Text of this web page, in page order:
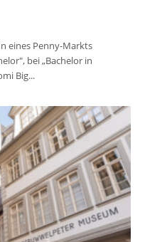
eines Penny-Markts
bei „Bachelor in
Big...